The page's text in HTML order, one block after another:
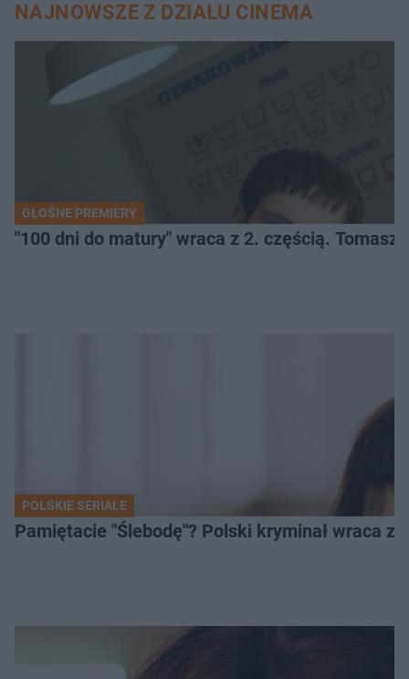
NAJNOWSZE Z DZIAŁU CINEMA
GŁOŚNE PREMIERY
"100 dni do matury" wraca z 2. częścią.
POLSKIE SERIALE
Pamiętacie "Ślebodę"? Polski kryminał wraca